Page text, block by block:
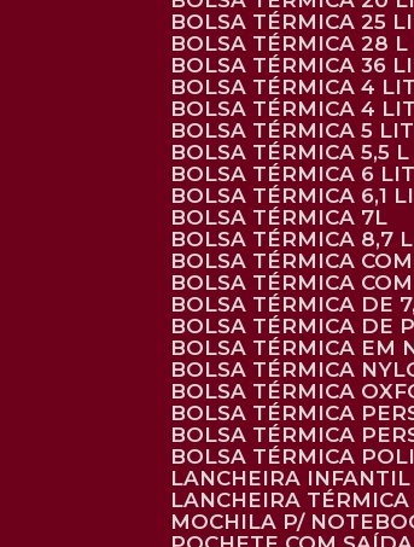
BOLSA TÉRMICA 25
BOLSA TÉRMICA 28
BOLSA TÉRMICA 36
BOLSA TÉRMICA 4
BOLSA TÉRMICA 4
BOLSA TÉRMICA 5
BOLSA TÉRMICA 5,5 L
BOLSA TÉRMICA 6
BOLSA TÉRMICA 6,1
BOLSA TÉRMICA 7L
BOLSA TÉRMICA 8,7
BOLSA TÉRMICA
BOLSA TÉRMICA
BOLSA TÉRMICA DE
BOLSA TÉRMICA DE
BOLSA TÉRMICA
BOLSA TÉRMICA
BOLSA TÉRMICA
BOLSA TÉRMICA
BOLSA TÉRMICA
BOLSA TÉRMICA
LANCHEIRA INFANTIL
LANCHEIRA
MOCHILA P/